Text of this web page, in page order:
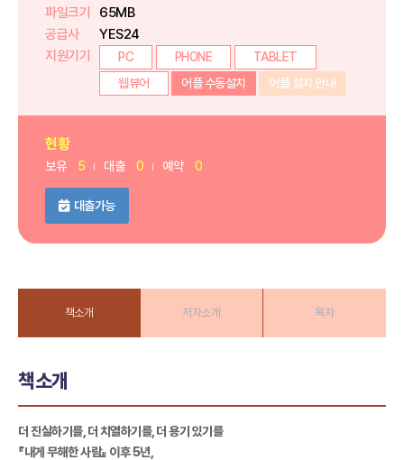
파일크기
65MB
공급사
YES24
지원기기
PC PHONE
TABLET
웹뷰어
어플 수동설치 어플 설치 안내
현황
보유 5 대출 0 예약 0
대출가능
책소개 저자소개 목차
책소개
더 진실하기를, 더 치열하기를, 더 용기 있기를
『내게 무해한 사람』 이후 5년,